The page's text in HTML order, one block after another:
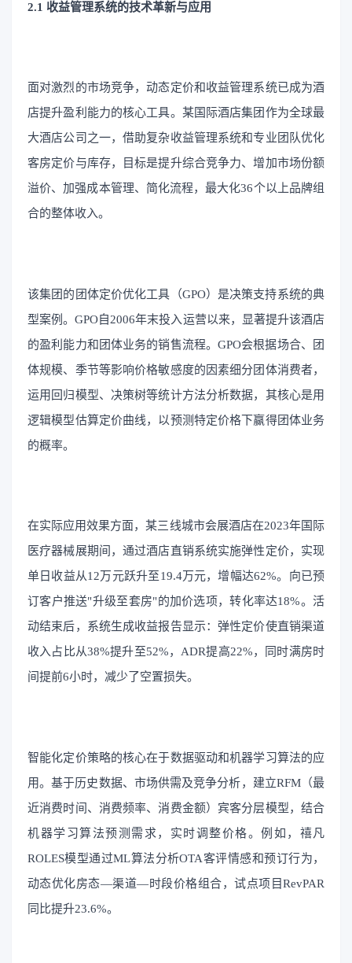
2.1 收益管理系统的技术革新与应用
面对激烈的市场竞争，动态定价和收益管理系统已成为酒
店提升盈利能力的核心工具。某国际酒店集团作为全球最
大酒店公司之一，借助复杂收益管理系统和专业团队优化
客房定价与库存，目标是提升综合竞争力、增加市场份额
溢价、加强成本管理、简化流程，最大化36个以上品牌组
合的整体收入。
该集团的团体定价优化工具（GPO）是决策支持系统的典
型案例。GPO自2006年末投入运营以来，显著提升该酒店
的盈利能力和团体业务的销售流程。GPO会根据场合、团
体规模、季节等影响价格敏感度的因素细分团体消费者，
运用回归模型、决策树等统计方法分析数据，其核心是用
逻辑模型估算定价曲线，以预测特定价格下赢得团体业务
的概率。
在实际应用效果方面，某三线城市会展酒店在2023年国际
医疗器械展期间，通过酒店直销系统实施弹性定价，实现
单日收益从12万元跃升至19.4万元，增幅达62%。向已预
订客户推送"升级至套房"的加价选项，转化率达18%。活
动结束后，系统生成收益报告显示：弹性定价使直销渠道
收入占比从38%提升至52%，ADR提高22%，同时满房时
间提前6小时，减少了空置损失。
智能化定价策略的核心在于数据驱动和机器学习算法的应
用。基于历史数据、市场供需及竞争分析，建立RFM（最
近消费时间、消费频率、消费金额）宾客分层模型，结合
机器学习算法预测需求，实时调整价格。例如，禧凡
ROLES模型通过ML算法分析OTA客评情感和预订行为，
动态优化房态—渠道—时段价格组合，试点项目RevPAR
同比提升23.6%。